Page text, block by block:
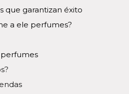
que garantizan éxito
a ele perfumes?